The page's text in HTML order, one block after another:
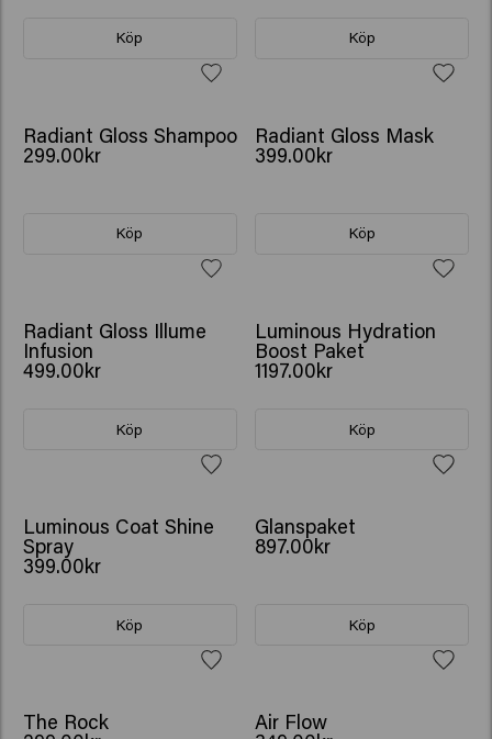
Köp Köp
Radiant Gloss Shampoo
299.00kr
Köp
Radiant Gloss Mask
399.00kr
Köp
Radiant Gloss Illume
Infusion
499.00kr
Köp
GÅVA: VATTENFLASKA
Luminous Hydration
Boost Paket
1197.00kr
Köp
Luminous Coat Shine
Spray
399.00kr
Köp
GÅVA: VATTENFLASKA
Glanspaket
897.00kr
Köp
The Rock NY
Air Flow